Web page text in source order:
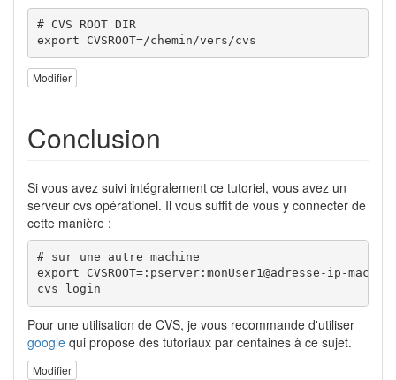
# CVS ROOT DIR
export CVSROOT=/chemin/vers/cvs
Modifier
Conclusion
Si vous avez suivi intégralement ce tutoriel, vous avez un
serveur cvs opérationel. Il vous suffit de vous y connecter de
cette manière :
# sur une autre machine
export CVSROOT=:pserver:monUser1@adresse-ip-
cvs login
Pour une utilisation de CVS, je vous recommande d'utiliser
google qui propose des tutoriaux par centaines à ce sujet.
Modifier